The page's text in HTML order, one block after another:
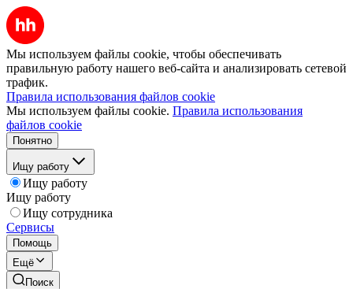
Мы используем файлы cookie, чтобы обеспечивать
правильную работу нашего веб-сайта и анализировать сетевой
трафик.
Правила использования файлов cookie
Мы используем файлы cookie. Правила использования
файлов cookie
Понятно
Ищу работу
Ищу работу
Ищу работу
Ищу сотрудника
Сервисы
Помощь
Ещё
Поиск